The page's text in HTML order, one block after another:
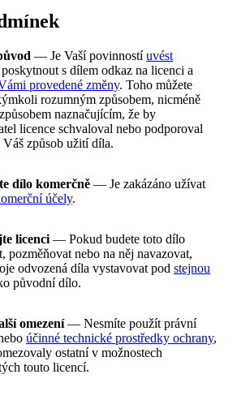
— Je Vaší povinnostíuvést
s dílem odkaz na licenci a
provedené změny. Toho můžete
rozumným způsobem, nicméně
naznačujícím, že by
licence schvaloval nebo podporoval
Váš způsob užití díla.
dílo komerčně — Je zakázáno užívat
účely.
licenci — Pokud budete toto dílo
pozměňovat nebo na něj navazovat,
odvozená díla vystavovat pod stejnou
původní dílo.
omezení— Nesmíte použít právní
účinné technické prostředky ochrany,
ostatní v možnostech
touto licencí.